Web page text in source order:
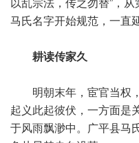
以乱宗法，传之勿替”，
马氏名字开始规范，一直
耕读传家久
明朝末年，宦官当权，
起义此起彼伏，一方面是
于风雨飘渺中。广平县马